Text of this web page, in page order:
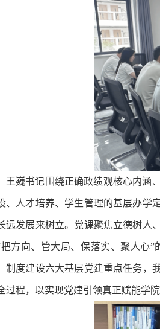
王巍书记围绕正确政绩观核心内涵
、人才培养、学生管理的基层办学
远发展来树立。党课聚焦立德树人
把方向、管大局、保落实、聚人心
制度建设六大基层党建重点任务，
过程，以实现党建引领真正赋能学